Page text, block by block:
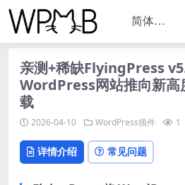
亲测+稀缺FlyingPress
WordPress网站推向新高
载
2026-04-10 WordPress插件 1
详情介绍 常见问题